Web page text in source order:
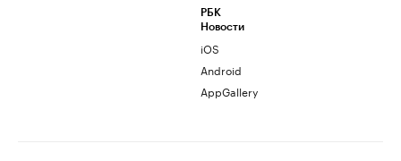
РБК
Новости
iOS
Android
AppGallery